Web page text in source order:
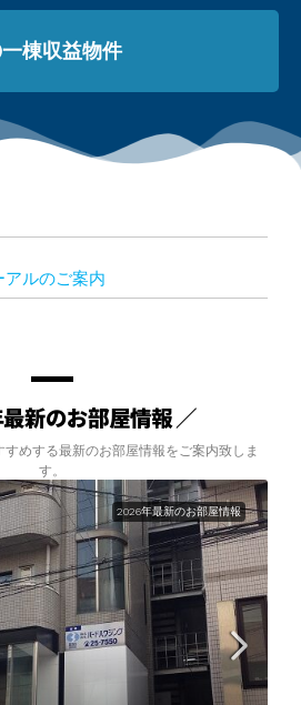
一棟収益物件
ルのご案内
新のお部屋情報 ／
めする最新のお部屋情報をご案内致しま
す。
2026年最新のお部屋情報